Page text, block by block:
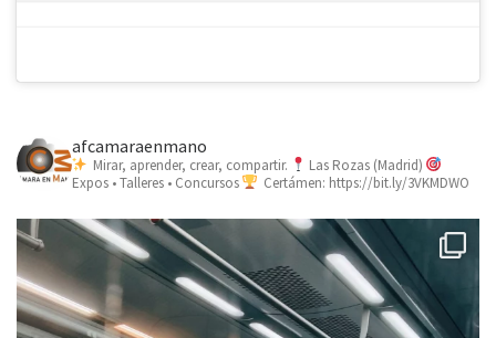
afcamaraenmano
Mirar, aprender, crear, compartir.
Las Rozas (Madrid)
Expos • Talleres • Concursos
Certámen: https://bit.ly/3VKMDWO